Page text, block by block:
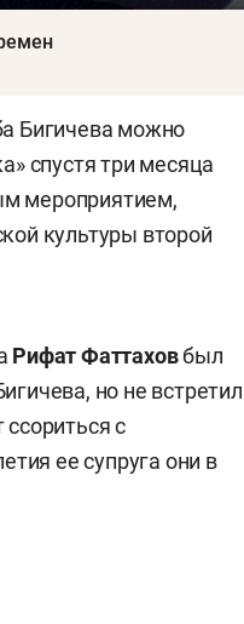
Бигичева можно
спустя три месяца
мероприятием,
культуры второй
Рифат Фаттаховбыл
но не встретил
ссориться с
ее супруга они в